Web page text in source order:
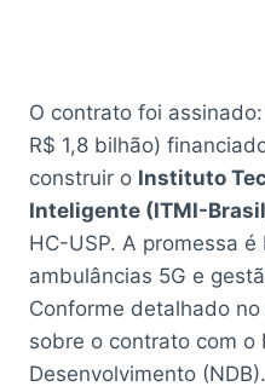
O contrato foi
R$ 1,8 bilhão)
construir o Instituto
Inteligente (ITMI-
HC-USP. A promessa
ambulâncias 5G e
Conforme detalhado
sobre o contrato com o
Desenvolvimento (NDB).